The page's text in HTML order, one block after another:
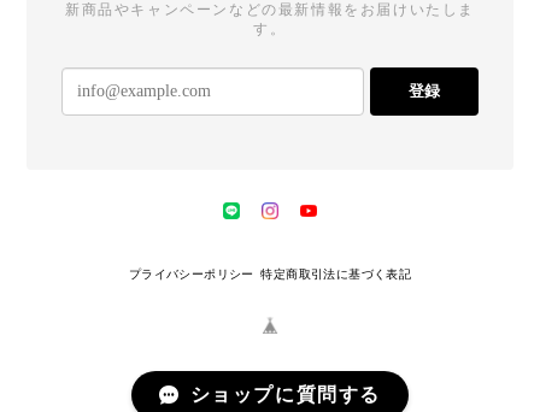
新商品やキャンペーンなどの最新情報をお届けいたしま
す。
登録
プライバシーポリシー 特定商取引法に基づく表記
ショップに質問する